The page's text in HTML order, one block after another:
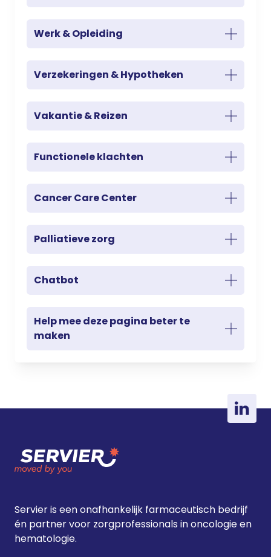
Werk & Opleiding
Verzekeringen & Hypotheken
Vakantie & Reizen
Functionele klachten
Cancer Care Center
Palliatieve zorg
Chatbot
Help mee deze pagina beter te
maken
Servier is een onafhankelijk farmaceutisch bedrijf
én partner voor zorgprofessionals in oncologie en
hematologie.